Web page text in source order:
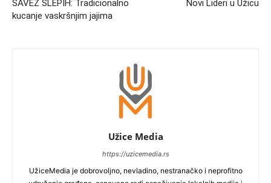
SAVEZ SLEPIH: Tradicionalno
kucanje vaskršnjim jajima
Novi Lideri u Užicu
Užice Media
https://uzicemedia.rs
UžiceMedia je dobrovoljno, nevladino, nestranačko i neprofitno